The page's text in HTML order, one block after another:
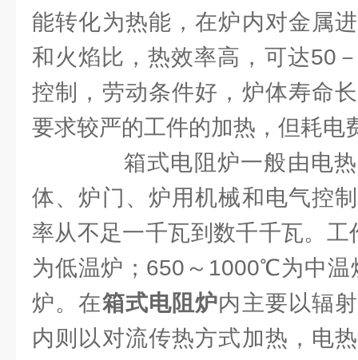
能转化为热能，在炉内对金属
和火焰比，热效率高，可达50
控制，劳动条件好，炉体寿命
要求较严的工件的加热，但耗电
箱式电阻炉一般由电热
体、炉门、炉用机械和电气控
率从不足一千瓦到数千千瓦。
为低温炉；650～1000℃为中
炉。在箱式电阻炉内主要以辐
内则以对流传热方式加热，电